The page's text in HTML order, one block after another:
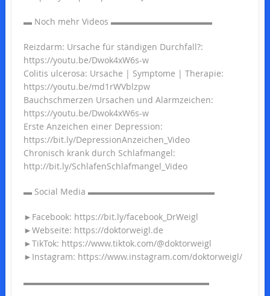
▬ Noch mehr Videos ▬▬▬▬▬▬▬▬▬▬▬▬
Reizdarm: Ursache für ständigen Durchfall?:
https://youtu.be/Dwok4xW6s-w
Colitis ulcerosa: Ursache | Symptome | Therapie:
https://youtu.be/md1rWVblzpw
Bauchschmerzen Ursachen und Alarmzeichen:
https://youtu.be/Dwok4xW6s-w
Erste Anzeichen einer Depression:
https://bit.ly/DepressionAnzeichen_Video
Chronisch krank durch Schlafmangel:
http://bit.ly/SchlafenSchlafmangel_Video
▬ Social Media ▬▬▬▬▬▬▬▬▬▬▬▬▬▬▬
►Facebook: https://bit.ly/facebook_DrWeigl
►Webseite: https://doktorweigl.de
►TikTok: https://www.tiktok.com/@doktorweigl
►Instagram: https://www.instagram.com/doktorweigl/
▬▬▬▬▬▬▬▬▬▬▬▬▬▬▬▬▬▬▬▬▬▬